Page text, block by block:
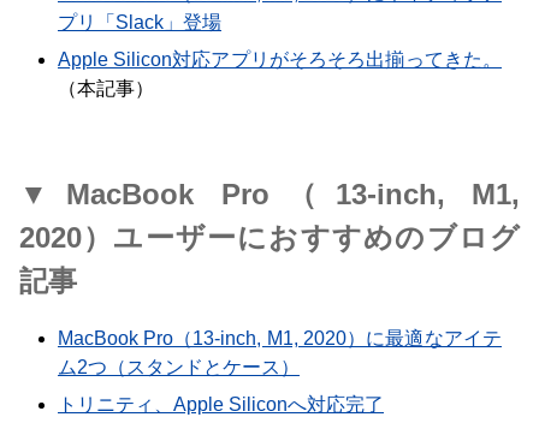
プリ「Slack」登場
Apple Silicon対応アプリがそろそろ出揃ってきた。
（本記事）
▼MacBook Pro（13-inch, M1,
2020）ユーザーにおすすめのブログ
記事
MacBook Pro（13-inch, M1, 2020）に最適なアイテ
ム2つ（スタンドとケース）
トリニティ、Apple Siliconへ対応完了